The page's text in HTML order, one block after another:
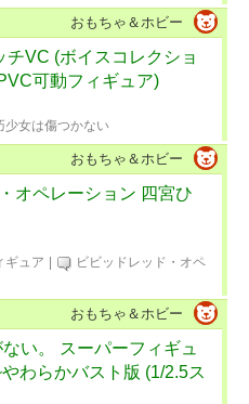
おもちゃ＆ホビー
VC (ボイスコレクショ
可動フィギュア)
少女は傷つかない
おもちゃ＆ホビー
オペレーション 四宮ひ
ギュア
ビビッドレッド・オペ
おもちゃ＆ホビー
い。 スーパーフィギュ
わらかバスト版 (1/2.5ス